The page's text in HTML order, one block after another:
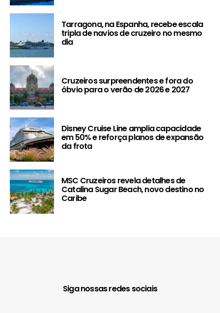
Tarragona, na Espanha, recebe escala
tripla de navios de cruzeiro no mesmo
dia
Cruzeiros surpreendentes e fora do
óbvio para o verão de 2026 e 2027
Disney Cruise Line amplia capacidade
em 50% e reforça planos de expansão
da frota
MSC Cruzeiros revela detalhes de
Catalina Sugar Beach, novo destino no
Caribe
Siga nossas redes sociais